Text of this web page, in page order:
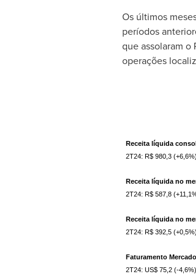
Os últimos
períodos
que assolaram
operações
Receita líquida
2T24: R$ 980,3
Receita líquida no
2T24: R$ 587,8
Receita líquida no
2T24: R$ 392,5
Faturamento
2T24: US$ 75,2 (-